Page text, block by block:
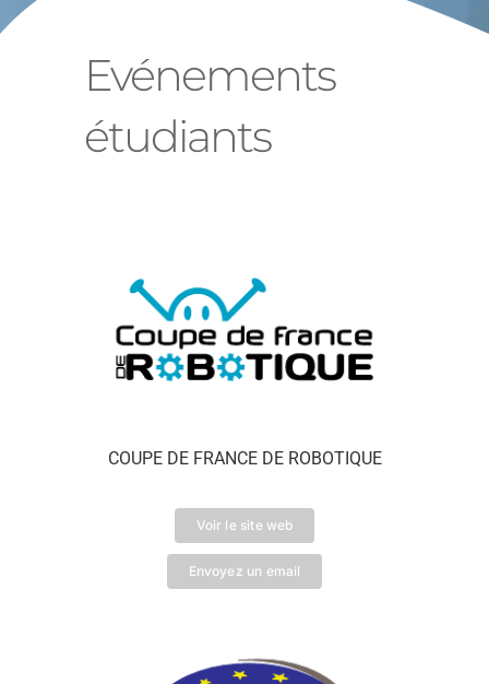
Evénements
étudiants
COUPE DE FRANCE DE ROBOTIQUE
Voir le site web
Envoyez un email